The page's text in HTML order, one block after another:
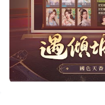
開局就是皇帝！超人
玩法來襲。
在這裡，你可以沉浸
快感，遇見各色美人
己共遷行宮，賽季爭